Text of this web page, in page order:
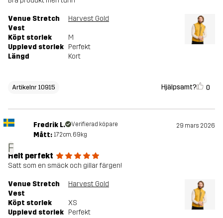
Venue Stretch
Vest
Harvest Gold
Köpt storlek
M
Upplevd storlek Perfekt
Längd
Kort
Artikelnr 10915 Hjälpsamt? 0
F
Fredrik L. Verifierad köpare 29 mars 2026
Mått: 172cm, 69kg
Helt perfekt
Satt som en smäck och gillar färgen!
Venue Stretch
Vest
Harvest Gold
Köpt storlek
XS
Upplevd storlek Perfekt